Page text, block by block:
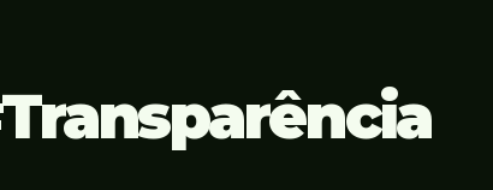
Transparência